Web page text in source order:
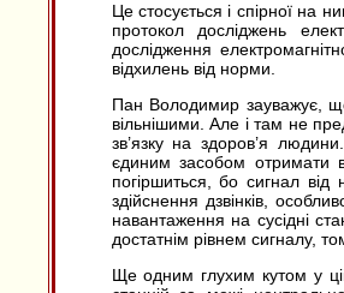
Це стосується і спірної на
протокол досліджень
дослідження
відхилень від норми.
Пан Володимир зауважує,
вільнішими. Але і там не
зв’язку на здоров’я
єдиним засобом отримати
погіршиться, бо сигнал від
здійснення дзвінків,
навантаження на сусідні
достатнім рівнем сигналу,
Ще одним глухим кутом у